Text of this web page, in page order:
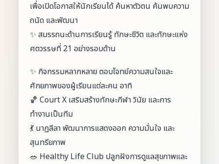
เพื่อเปิดโอกาสให้นักเรียนได้ ค้นหาตัวตน ค้นพบความ
ถนัด และพัฒนา
✨ สมรรถนะด้านการเรียนรู้ ทักษะชีวิต และทักษะแห่ง
ศตวรรษที่ 21 อย่างรอบด้าน
✨ กิจกรรมหลากหลาย ตอบโจทย์ความสนใจและ
ศักยภาพของผู้เรียนแต่ละคน อาทิ
🏀 Court X เสริมสร้างทักษะกีฬา วินัย และการ
ทำงานเป็นทีม
💃 นาฏลีลา พัฒนาการแสดงออก ความมั่นใจ และ
สุนทรียภาพ
🥗 Healthy Life Club ปลูกฝังการดูแลสุขภาพและ